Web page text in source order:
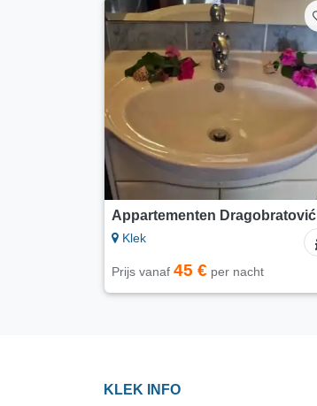
Appartementen Dragobratović
Klek
Prijs vanaf 45 € per nacht
KLEK INFO